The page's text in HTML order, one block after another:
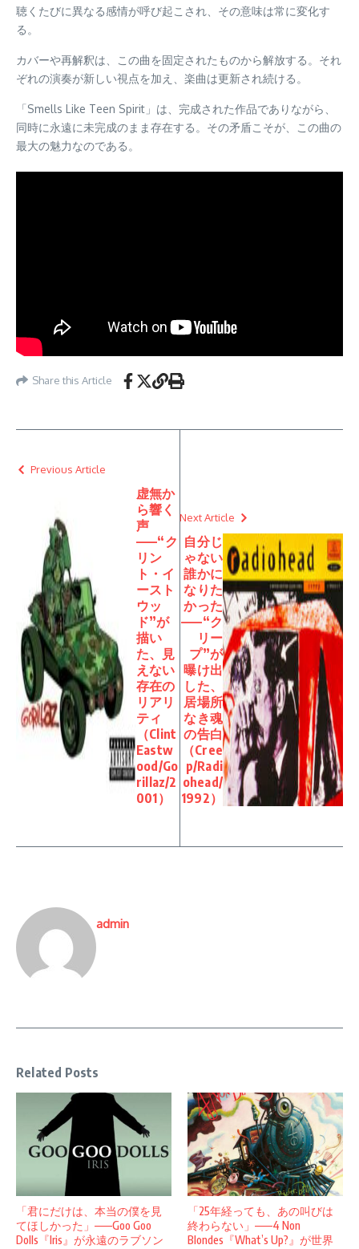
聴くたびに異なる感情が呼び起こされ、その意味は常に変化す
る。
カバーや再解釈は、この曲を固定されたものから解放する。それ
ぞれの演奏が新しい視点を加え、楽曲は更新され続ける。
「Smells Like Teen Spirit」は、完成された作品でありながら、
同時に永遠に未完成のまま存在する。その矛盾こそが、この曲の
最大の魅力なのである。
Share this Article
Previous Article
虚無か
ら響く
声
——“ク
リン
ト・イ
ースト
ウッ
ド”が
描い
た、見
えない
存在の
リアリ
ティ
（Clint
Eastw
ood/Go
rillaz/2
001）
Next Article
自分じ
ゃない
誰かに
なりた
かった
——“ク
リー
プ”が
曝け出
した、
居場所
なき魂
の告白
（Cree
p/Radi
ohead/
1992）
admin
Related Posts
「君にだけは、本当の僕を見
てほしかった」——Goo Goo
Dolls『Iris』が永遠のラブソン
「25年経っても、あの叫びは
終わらない」——4 Non
Blondes『What’s Up?』が世界